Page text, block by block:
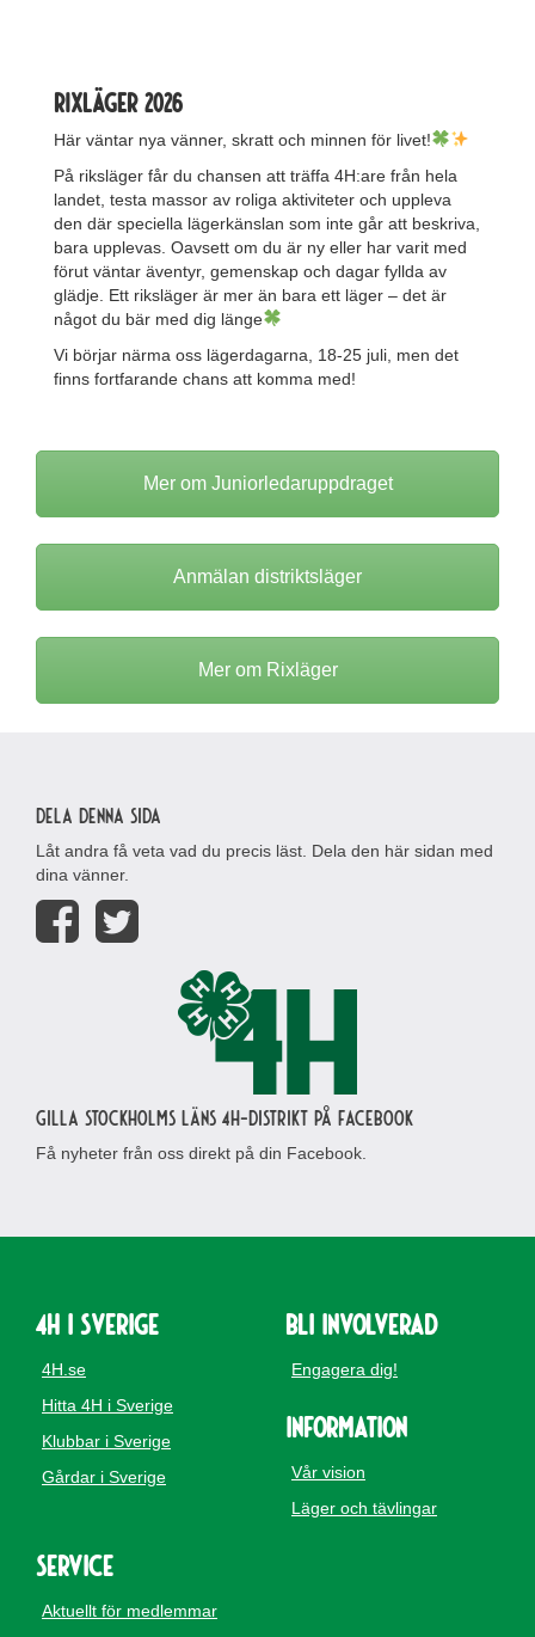
Rixläger 2026
Här väntar nya vänner, skratt och minnen för livet!
På riksläger får du chansen att träffa 4H:are från hela
landet, testa massor av roliga aktiviteter och uppleva
den där speciella lägerkänslan som inte går att beskriva,
bara upplevas. Oavsett om du är ny eller har varit med
förut väntar äventyr, gemenskap och dagar fyllda av
glädje. Ett riksläger är mer än bara ett läger – det är
något du bär med dig länge
Vi börjar närma oss lägerdagarna, 18-25 juli, men det
finns fortfarande chans att komma med!
Mer om Juniorledaruppdraget
Anmälan distriktsläger
Mer om Rixläger
Dela denna sida
Låt andra få veta vad du precis läst. Dela den här sidan med
dina vänner.
Gilla Stockholms läns 4H-distrikt på Facebook
Få nyheter från oss direkt på din Facebook.
4H i Sverige
4H.se
Hitta 4H i Sverige
Klubbar i Sverige
Gårdar i Sverige
Bli involverad
Engagera dig!
Information
Vår vision
Läger och tävlingar
Service
Aktuellt för medlemmar